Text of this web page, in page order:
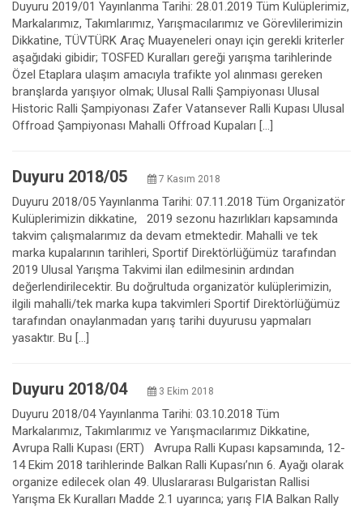
Duyuru 2019/01 Yayınlanma Tarihi: 28.01.2019 Tüm Kulüplerimiz,
Markalarımız, Takımlarımız, Yarışmacılarımız ve Görevlilerimizin
Dikkatine, TÜVTÜRK Araç Muayeneleri onayı için gerekli kriterler
aşağıdaki gibidir; TOSFED Kuralları gereği yarışma tarihlerinde
Özel Etaplara ulaşım amacıyla trafikte yol alınması gereken
branşlarda yarışıyor olmak; Ulusal Ralli Şampiyonası Ulusal
Historic Ralli Şampiyonası Zafer Vatansever Ralli Kupası Ulusal
Offroad Şampiyonası Mahalli Offroad Kupaları […]
Duyuru 2018/05 7 Kasım 2018
Duyuru 2018/05 Yayınlanma Tarihi: 07.11.2018 Tüm Organizatör
Kulüplerimizin dikkatine, 2019 sezonu hazırlıkları kapsamında
takvim çalışmalarımız da devam etmektedir. Mahalli ve tek
marka kupalarının tarihleri, Sportif Direktörlüğümüz tarafından
2019 Ulusal Yarışma Takvimi ilan edilmesinin ardından
değerlendirilecektir. Bu doğrultuda organizatör kulüplerimizin,
ilgili mahalli/tek marka kupa takvimleri Sportif Direktörlüğümüz
tarafından onaylanmadan yarış tarihi duyurusu yapmaları
yasaktır. Bu […]
Duyuru 2018/04 3 Ekim 2018
Duyuru 2018/04 Yayınlanma Tarihi: 03.10.2018 Tüm
Markalarımız, Takımlarımız ve Yarışmacılarımız Dikkatine,
Avrupa Ralli Kupası (ERT) Avrupa Ralli Kupası kapsamında, 12-
14 Ekim 2018 tarihlerinde Balkan Ralli Kupası’nın 6. Ayağı olarak
organize edilecek olan 49. Uluslararası Bulgaristan Rallisi
Yarışma Ek Kuralları Madde 2.1 uyarınca; yarış FIA Balkan Rally